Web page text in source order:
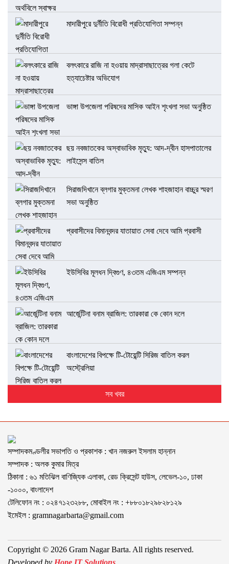
মাদারীপুরে দুর্নীতি বিরোধী প্রতিযোগিতা সম্পন্ন
বলৎকারে রাজি না হওয়ায় মাদ্রাসাছাত্রের গলা কেটে
হত্যাচেষ্টার অভিযোগ
ভাঙ্গা উপজেলা পরিষদের মাসিক আইন শৃংখলা সভা অনুষ্ঠিত
ছয় নবজাতকের অস্বাভাবিক মৃত্যু: আদ-দ্বীন হাসপাতালের
লাইসেন্স বাতিল
সিরাজদিখানে ব্লগার মুক্তমনা লেখক শাহজাহান বাচ্চুর স্মরণ
সভা অনুষ্ঠিত
প্রবাসীদের বিমানবন্দর যাতায়াত সেবা দেবে আমি প্রবাসী
ইউসিবির মূলধন দ্বিগুণ, ৪৩তম এজিএম সম্পন্ন
আর্জেন্টিনা বনাম ব্রাজিল: তারকারা কে কোন দলে
বাংলাদেশের বিপক্ষে টি-টোয়েন্টি সিরিজ বাতিল করল
অস্ট্রেলিয়া
সব খবর
সম্পাদকমণ্ডলীর সভাপতি ও প্রকাশক : খান নজরুল ইসলাম হান্নান
সম্পাদক : অলক কুমার মিত্র
ঠিকানা : ৬১ মতিঝিল বাণিজ্যিক এলাকা, রেড ক্রিসেন্ট হাউস, লেভেল-১০, ঢাকা
-১০০০, বাংলাদেশ
টেলিফোন নং : ০২৪৭১২৩২৮৮, মোবাইল নং : +৮৮০১৮২৯৮২৮১২৯
ইমেইল : gramnagarbarta@gmail.com
Copyright © 2026 Gram Nagar Barta. All rights reserved.
Developed by Hope IT Solutions